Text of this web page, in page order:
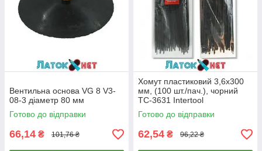
Вентильна основа VG 8 V3-
08-3 діаметр 80 мм
Готово до відправки
66,14 ₴ 101,76 ₴
Хомут пластиковий 3,6x300
мм, (100 шт./пач.), чорний
TC-3631 Intertool
Готово до відправки
62,54 ₴ 96,22 ₴